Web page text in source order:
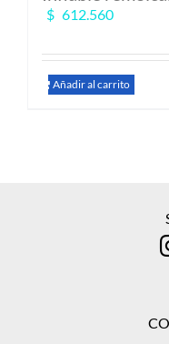
$ 612.560
Añadir al carrito